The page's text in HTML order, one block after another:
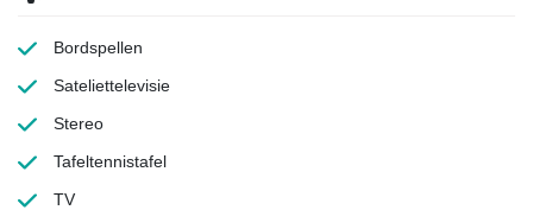
Bordspellen
Sateliettelevisie
Stereo
Tafeltennistafel
TV